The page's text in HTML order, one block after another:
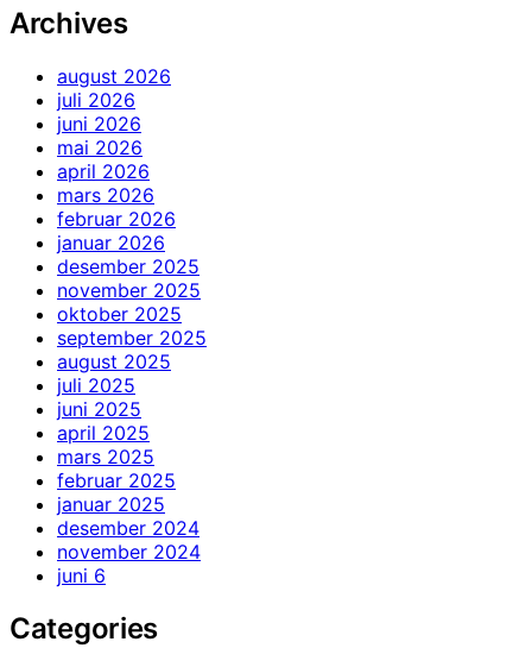
Archives
august 2026
juli 2026
juni 2026
mai 2026
april 2026
mars 2026
februar 2026
januar 2026
desember 2025
november 2025
oktober 2025
september 2025
august 2025
juli 2025
juni 2025
april 2025
mars 2025
februar 2025
januar 2025
desember 2024
november 2024
juni 6
Categories